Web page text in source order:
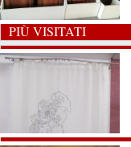
PIÙ VISITATI